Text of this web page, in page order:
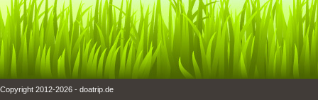
Copyright 2012-2026 - doatrip.de